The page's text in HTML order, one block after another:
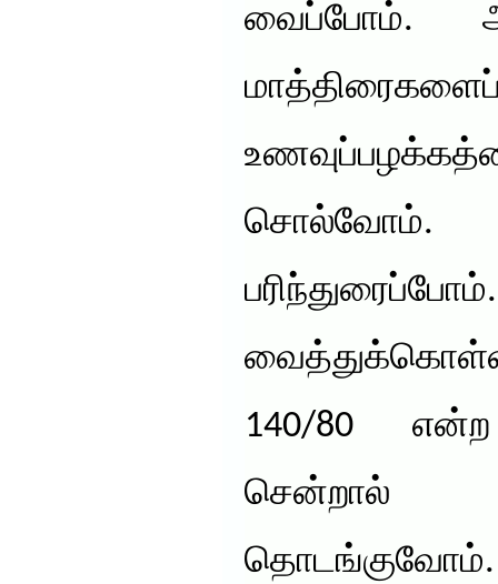
வைப்போம்.
சொல்வோம்.
140/80
சென்றால்